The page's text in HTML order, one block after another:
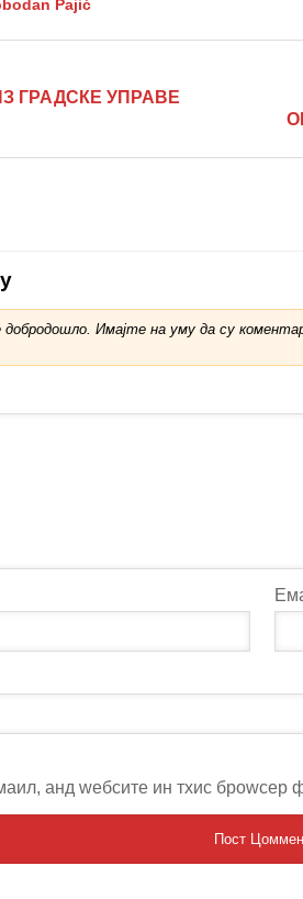
Pajić
ГРАДСКЕ УПРАВЕ
Имајте на уму да су
анд wебсите ин тхис броwсер